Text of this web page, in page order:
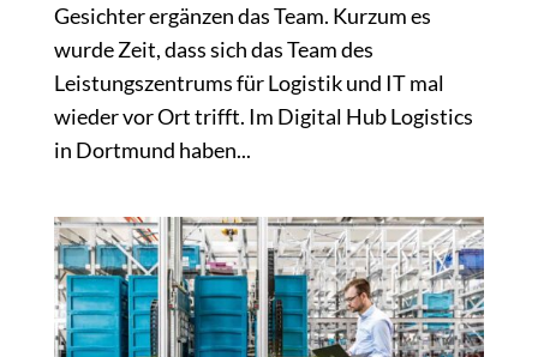
Gesichter ergänzen das Team. Kurzum es
wurde Zeit, dass sich das Team des
Leistungszentrums für Logistik und IT mal
wieder vor Ort trifft. Im Digital Hub Logistics
in Dortmund haben...